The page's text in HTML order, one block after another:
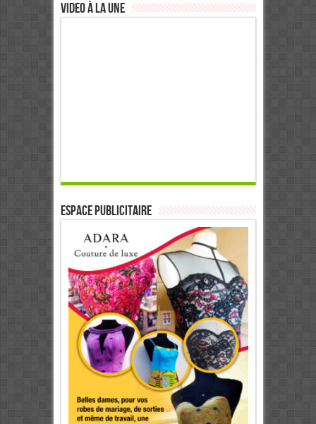
Video à la Une
ESPACE PUBLICITAIRE